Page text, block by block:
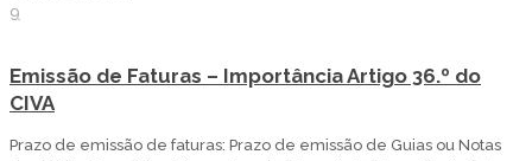
9
Emissão de Faturas – Importância Artigo 36.º do
CIVA
Prazo de emissão de faturas: Prazo de emissão de Guias ou Notas